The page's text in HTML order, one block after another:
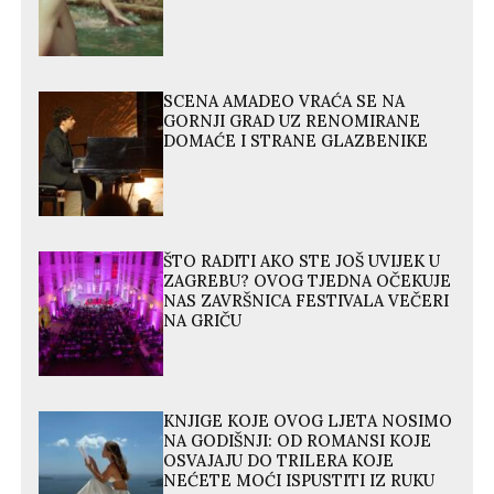
SCENA AMADEO VRAĆA SE NA
GORNJI GRAD UZ RENOMIRANE
DOMAĆE I STRANE GLAZBENIKE
ŠTO RADITI AKO STE JOŠ UVIJEK U
ZAGREBU? OVOG TJEDNA OČEKUJE
NAS ZAVRŠNICA FESTIVALA VEČERI
NA GRIČU
KNJIGE KOJE OVOG LJETA NOSIMO
NA GODIŠNJI: OD ROMANSI KOJE
OSVAJAJU DO TRILERA KOJE
NEĆETE MOĆI ISPUSTITI IZ RUKU